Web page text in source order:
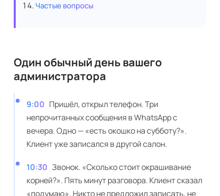
Частые вопросы
Один обычный день вашего
администратора
9:00 Пришёл, открыл телефон. Три
непрочитанных сообщения в WhatsApp с
вечера. Одно — «есть окошко на субботу?».
Клиент уже записался в другой салон.
10:30 Звонок. «Сколько стоит окрашивание
корней?». Пять минут разговора. Клиент сказал
«подумаю». Никто не предложил записать, не